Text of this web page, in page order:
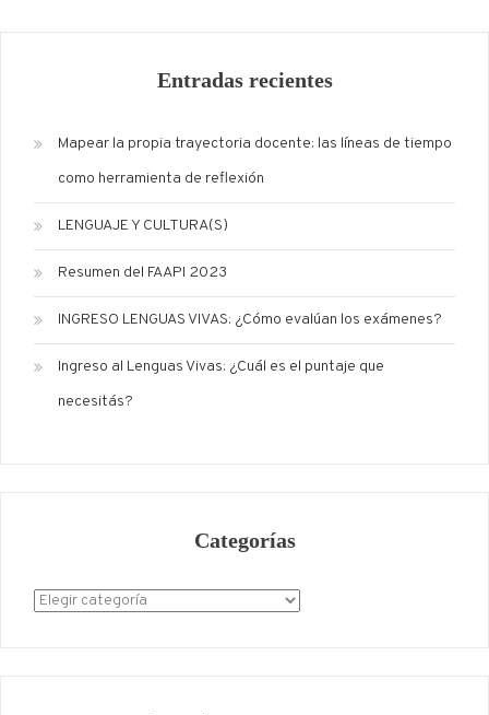
Entradas recientes
Mapear la propia trayectoria docente: las líneas de tiempo
como herramienta de reflexión
LENGUAJE Y CULTURA(S)
Resumen del FAAPI 2023
INGRESO LENGUAS VIVAS: ¿Cómo evalúan los exámenes?
Ingreso al Lenguas Vivas: ¿Cuál es el puntaje que
necesitás?
Categorías
Categorías